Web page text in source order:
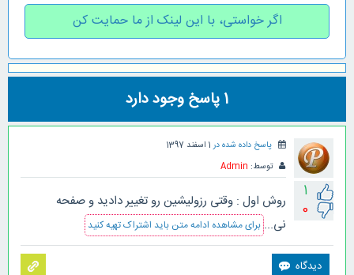
اگر خواستی، با این لینک از ما حمایت کن
1پاسخ وجود دارد
1
0
پاسخ داده شده در 1 اسفند 1397
توسط: Admin
روش اول : وقتی رزولیشین رو تغییر دادید و صفحه
نی... برای مشاهده ادامه متن باید اشتراک تهیه کنید